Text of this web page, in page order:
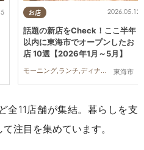
お店
東海市
2026.05.12
話題の新店をCheck！ここ半年
以内に東海市でオープンしたお
店 10選【2026年1月～5月】
モーニング,ランチ,ディナー,パン,カフェ,スイーツ,テイクアウト,キッチンカー,開店,まとめ記事,家族,おひとりさま,トレンド
全11店舗が集結。暮らしを支
注目を集めています。